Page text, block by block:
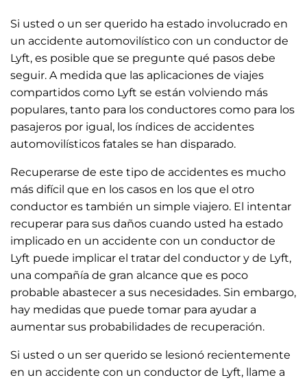
Si usted o un ser querido ha estado involucrado en
un accidente automovilístico con un conductor de
Lyft, es posible que se pregunte qué pasos debe
seguir. A medida que las aplicaciones de viajes
compartidos como Lyft se están volviendo más
populares, tanto para los conductores como para los
pasajeros por igual, los índices de accidentes
automovilísticos fatales se han disparado.
Recuperarse de este tipo de accidentes es mucho
más difícil que en los casos en los que el otro
conductor es también un simple viajero. El intentar
recuperar para sus daños cuando usted ha estado
implicado en un accidente con un conductor de
Lyft puede implicar el tratar del conductor y de Lyft,
una compañía de gran alcance que es poco
probable abastecer a sus necesidades. Sin embargo,
hay medidas que puede tomar para ayudar a
aumentar sus probabilidades de recuperación.
Si usted o un ser querido se lesionó recientemente
en un accidente con un conductor de Lyft, llame a